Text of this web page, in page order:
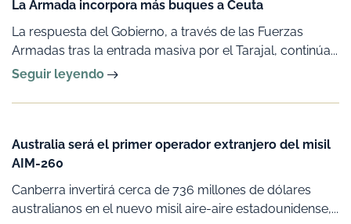
La Armada incorpora más buques a Ceuta
La respuesta del Gobierno, a través de las Fuerzas
Armadas tras la entrada masiva por el Tarajal, continúa...
Seguir leyendo
Australia será el primer operador extranjero del misil
AIM-260
Canberra invertirá cerca de 736 millones de dólares
australianos en el nuevo misil aire-aire estadounidense,...